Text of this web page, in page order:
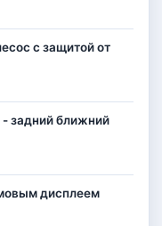
с защитой от
- задний ближний
дисплеем